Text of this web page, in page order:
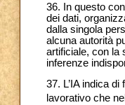
36. In questo
dei dati,
dalla singola
alcuna autorità
artificiale, con la
inferenze
37. L’IA indica
lavorativo che